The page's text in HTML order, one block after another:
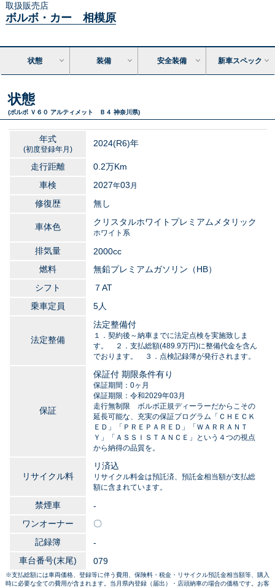
取扱販売店
ボルボ・カー 相模原
状態 装備 安全装備 新車スペック
状態
(ボルボ Ｖ６０ アルティメット Ｂ４ 神奈川県)
年式
(初度登録年月)
2024(R6)年
走行距離 0.2万Km
車検
2027年03 月
修復歴 無し
車体色 クリスタルホワイトプレミアムメタリック
ホワイト系
排気量 2000cc
燃料
無鉛プレミアムガソリン（HB）
シフト
７AT
乗車定員
5人
法定整備
法定整備付
１．契約後～納車までに法定点検を実施致しま
す。 ２．支払総額(489.9万円)に整備代金を含ん
でおります。 ３．点検記録簿が発行されます。
保証
保証付 期限条件有り
保証期間：0ヶ月
保証期限：令和2029年03月
走行無制限 ボルボ正規ディーラーだからこその
延長可能な、充実の保証プログラム「ＣＨＥＣＫ
ＥＤ」「ＰＲＥＰＡＲＥＤ」「ＷＡＲＲＡＮＴ
Ｙ」「ＡＳＳＩＳＴＡＮＣＥ」という４つの視点
から納得の品質を。
リサイクル料
リ済込
リサイクル料金は預託済、預託金相当額が支払総
額に含まれています。
禁煙車
-
ワンオーナー
〇
記録簿
-
車台番号(末尾)
079
※支払総額には車両価格、登録等に伴う費用、保険料・税金・リサイクル預託金相当額等、購入
時に必要な全ての費用が含まれます。当月県内登録（届出）・店頭納車の場合の価格です。お客